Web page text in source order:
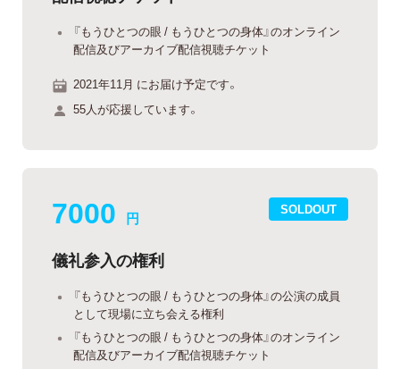
『もうひとつの眼 / もうひとつの身体』のオンライン
配信及びアーカイブ配信視聴チケット
2021年11月 にお届け予定です。
55人が応援しています。
SOLDOUT
7000 円
儀礼参入の権利
『もうひとつの眼 / もうひとつの身体』の公演の成員
として現場に立ち会える権利
『もうひとつの眼 / もうひとつの身体』のオンライン
配信及びアーカイブ配信視聴チケット